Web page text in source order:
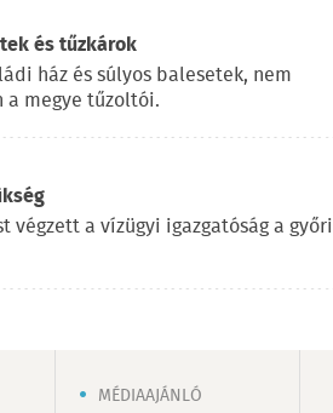
és tűzkárok
ház és súlyos balesetek, nem
megye tűzoltói.
a vízügyi igazgatóság a győri
MÉDIAAJÁNLÓ